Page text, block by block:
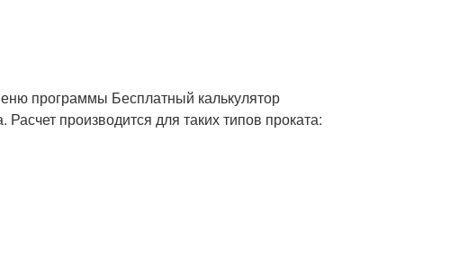
программы Бесплатный калькулятор
производится для таких типов проката: